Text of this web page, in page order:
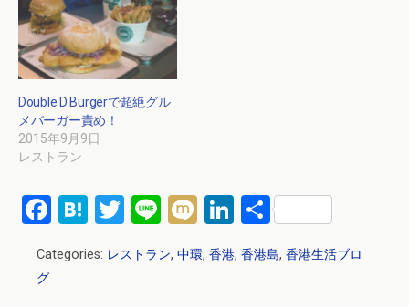
Double D Burgerで超絶グル
メバーガー責め！
2015年9月9日
レストラン
F
ce
H
e
T
tt
Li
e
M
ixi
Li
n
ke
共
有
Categories: レストラン, 中環, 香港, 香港島, 香港生活ブロ
グ